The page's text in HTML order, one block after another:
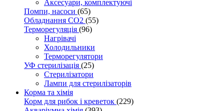
Аксесуари, комплектуючі
Помпи, насоси (65)
Обладнання CO2 (55)
Терморегуляція (96)
Нагрівачі
Холодильники
Терморегулятори
УФ стерилізація (25)
Стерилізатори
Лампи для стерилізаторів
Корма та хімія
Корм для рибок і креветок (229)